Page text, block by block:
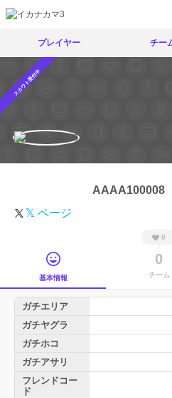
プレイヤー チー
スカウト受付中
AAAA100008
𝕏 ページ
基本情報
0
0
チーム
ガチエリア
ガチヤグラ
ガチホコ
ガチアサリ
フレンドコー
ド